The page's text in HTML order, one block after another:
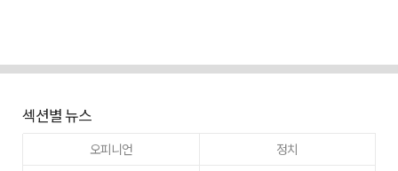
섹션별 뉴스
오피니언
정치